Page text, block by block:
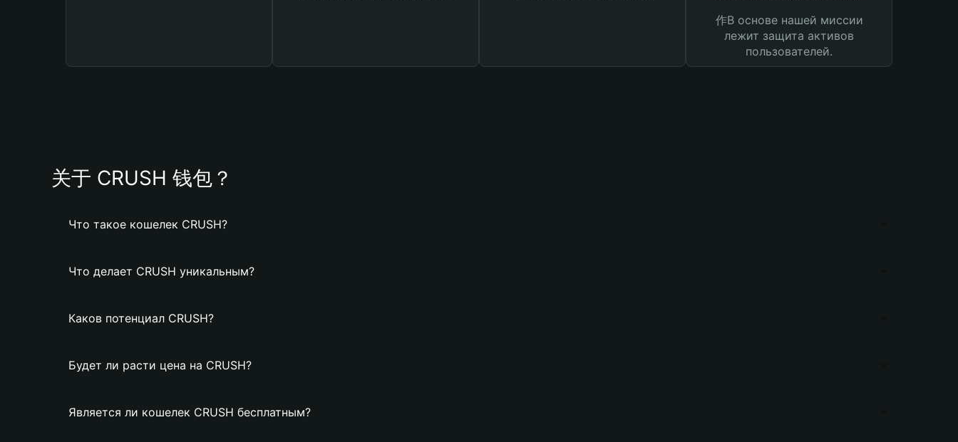
作В основе нашей миссии
лежит защита активов
пользователей.
关于 CRUSH 钱包？
Что такое кошелек CRUSH?
Что делает CRUSH уникальным?
Каков потенциал CRUSH?
Будет ли расти цена на CRUSH?
Является ли кошелек CRUSH бесплатным?